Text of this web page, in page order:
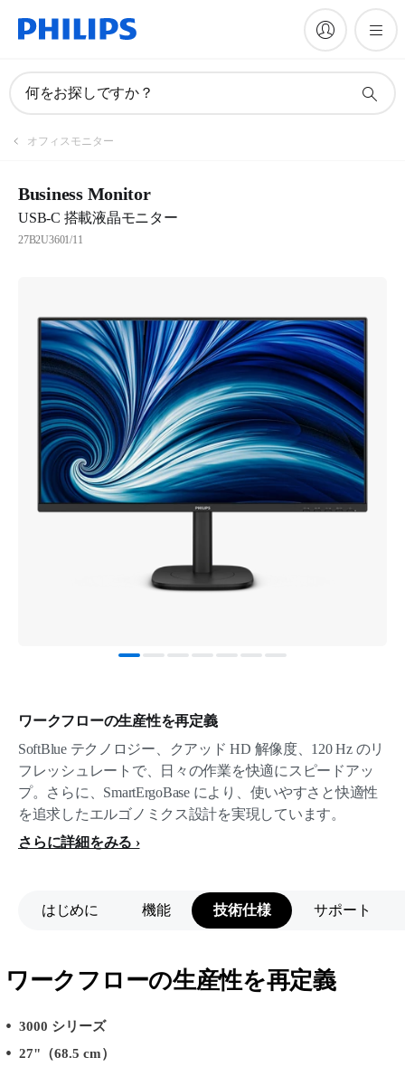
何をお探しですか？
オフィスモニター
Business Monitor
USB-C 搭載液晶モニター
27B2U3601/11
ワークフローの生産性を再定義
SoftBlue テクノロジー、クアッド HD 解像度、120 Hz のリ
フレッシュレートで、日々の作業を快適にスピードアッ
プ。さらに、SmartErgoBase により、使いやすさと快適性
を追求したエルゴノミクス設計を実現しています。
さらに詳細をみる
はじめに 機能 技術仕様 サポート
ワークフローの生産性を再定義
3000 シリーズ
27"（68.5 cm）